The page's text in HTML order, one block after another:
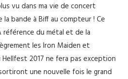
vu dans ma vie de concert
bande à Biff au compteur ! Ce
du métal et de la
les Iron Maiden et
2017 ne fera pas exception
une nouvelle fois le grand